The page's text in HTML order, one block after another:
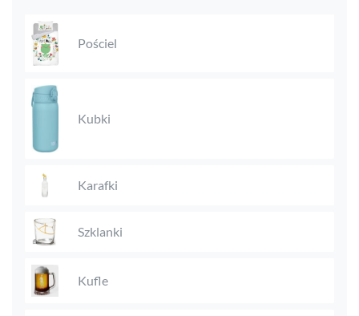
Pościel
Kubki
Karafki
Szklanki
Kufle